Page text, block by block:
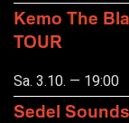
Kemo The
TOUR
Sa. 3.10. — 19:00
Sedel